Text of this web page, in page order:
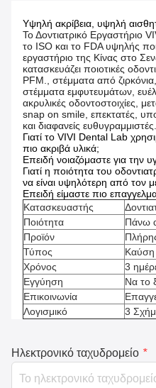
Υψηλή ακρίβεια, υψηλή
Το Δοντιατρικό Εργαστήριο
το ISO και το FDA υψηλής
εργαστήριο της Κίνας στο
κατασκευάζει ποιοτικές
PFM., στέμματα από
στέμματα εμφυτευμάτων,
ακρυλικές οδοντοστοιχίες,
snap on smile, επεκτατές,
και διαφανείς ευθυγραμμιστές...
Γιατί το VIVI Dental Lab
πιο ακριβά υλικά;
Επειδή νοιαζόμαστε για την
Γιατί η ποιότητα του
να είναι υψηλότερη από τον
Επειδή είμαστε πιο
Κατασκευαστής
Ποιότητα
Πάνω
Προϊόν
Τύπος
Καύση
Χρόνος
3
Εγγύηση
Να το
Επικοινωνία
Λογισμικό
3
Ηλεκτρονικό ταχυδρομείο *